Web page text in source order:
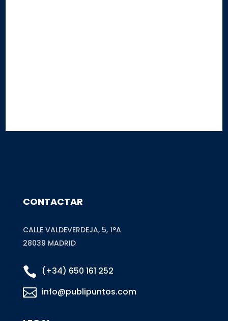
CONTACTAR
CALLE VALDEVERDEJA, 5, 1°A
28039 MADRID
 (+34) 650 161 252
 info@publipuntos.com